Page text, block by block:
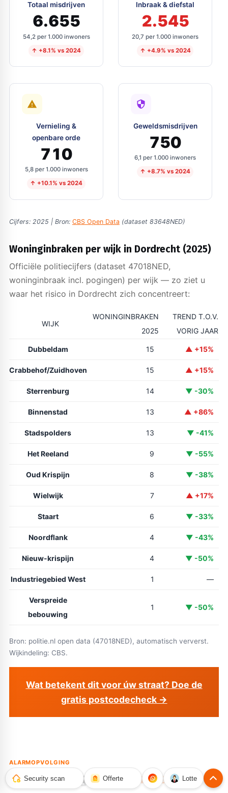
Totaal misdrijven
6.655
54,2 per 1.000 inwoners
↑ +8.1% vs 2024
Inbraak & diefstal
2.545
20,7 per 1.000 inwoners
↑ +4.9% vs 2024
Vernieling &
openbare orde
710
5,8 per 1.000 inwoners
↑ +10.1% vs 2024
Geweldsmisdrijven
750
6,1 per 1.000 inwoners
↑ +8.7% vs 2024
Cijfers: 2025 | Bron: CBS Open Data (dataset 83648NED)
Woninginbraken per wijk in Dordrecht (2025)
Officiële politiecijfers (dataset 47018NED,
woninginbraak incl. pogingen) per wijk — zo ziet u
waar het risico in Dordrecht zich concentreert:
WIJK
WONINGINBRAKEN
2025
TREND T.O.V.
VORIG JAAR
Dubbeldam 15 ▲ +15%
Crabbehof/Zuidhoven 15 ▲ +15%
Sterrenburg 14 ▼ -30%
Binnenstad 13 ▲ +86%
Stadspolders 13 ▼ -41%
Het Reeland 9 ▼ -55%
Oud Krispijn 8 ▼ -38%
Wielwijk 7 ▲ +17%
Staart 6 ▼ -33%
Noordflank 4 ▼ -43%
Nieuw-krispijn 4 ▼ -50%
Industriegebied West 1 —
Verspreide
bebouwing
1 ▼ -50%
Bron: politie.nl open data (47018NED), automatisch ververst.
Wijkindeling: CBS.
Wat betekent dit voor úw straat? Doe de
gratis postcodecheck →
ALARMOPVOLGING
Alarmopvolging in Dordrecht
Security scan Offerte Lotte